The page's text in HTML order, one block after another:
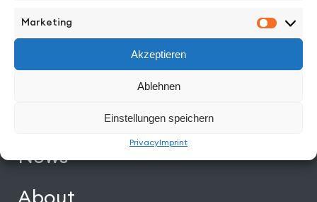
Marketing
Akzeptieren
Ablehnen
Einstellungen speichern
PrivacyImprint
Facebook Back to Top
Work
News
About